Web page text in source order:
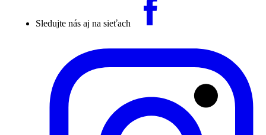
Sledujte nás aj na sieťach